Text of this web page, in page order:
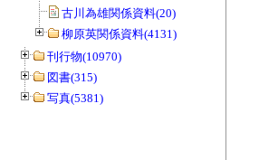
古川為雄関係資料(20)
柳原英関係資料(4131)
刊行物(10970)
図書(315)
写真(5381)